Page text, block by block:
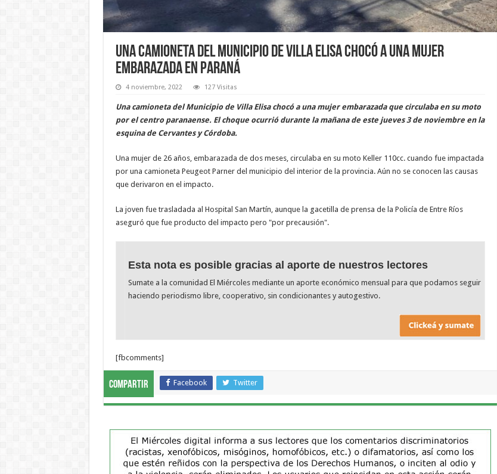
Una camioneta del Municipio de Villa Elisa chocó a una mujer
embarazada en Paraná
4 noviembre, 2022 127 Visitas
Una camioneta del Municipio de Villa Elisa chocó a una mujer embarazada que circulaba en su moto
por el centro paranaense. El choque ocurrió durante la mañana de este jueves 3 de noviembre en la
esquina de Cervantes y Córdoba.
Una mujer de 26 años, embarazada de dos meses, circulaba en su moto Keller 110cc. cuando fue impactada
por una camioneta Peugeot Parner del municipio del interior de la provincia. Aún no se conocen las causas
que derivaron en el impacto.
La joven fue trasladada al Hospital San Martín, aunque la gacetilla de prensa de la Policía de Entre Ríos
aseguró que fue producto del impacto pero "por precausión".
Esta nota es posible gracias al aporte de nuestros lectores
Sumate a la comunidad El Miércoles mediante un aporte económico mensual para que podamos seguir
haciendo periodismo libre, cooperativo, sin condicionantes y autogestivo.
[fbcomments]
Compartir Facebook Twitter